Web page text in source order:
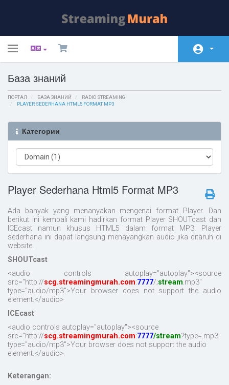
Toggle
Главная
Store
База знаний
Статус сети
База знаний
ПОРТАЛ БАЗА ЗНАНИЙ
RADIO STREAMING
PLAYER SEDERHANA HTML5 FORMAT MP3
Категории
Player Sederhana Html5 Format MP3
Ada banyak yang menanyakan mengenai format Player. Dan
berikut ini kembali kami hadirkan format Player SHOUTcast dan
ICEcast namun khusus HTML5 dalam format MP3. Player
sederhana ini dapat langsung menayangkan audio jika ditaruh di
website.
SHOUTcast
<audio controls autoplay="autoplay"><source
src="http://scg.streamingmurah.com:7777/;stream.mp3"
type="audio/mp3">Your browser does not support the audio
element.</audio>
ICEcast
<audio controls autoplay="autoplay"><source
src="http://scg.streamingmurah.com:7777/stream?type=.mp3"
type="audio/mp3">Your browser does not support the audio
element.</audio>
Keterangan: